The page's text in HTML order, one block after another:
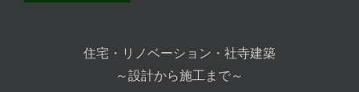
住宅・リノベーション・社寺建築
～設計から施工まで～